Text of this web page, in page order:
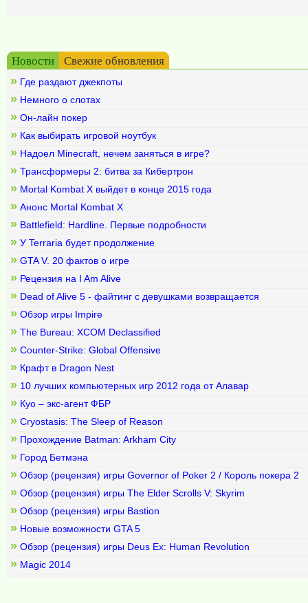
Новости
Свежие обновления
» Где раздают джекпоты
» Немного о слотах
» Он-лайн покер
» Как выбирать игровой ноутбук
» Надоел Minecraft, нечем заняться в игре?
» Трансформеры 2: битва за Кибертрон
» Mortal Kombat X выйдет в конце 2015 года
» Анонс Mortal Kombat X
» Battlefield: Hardline. Первые подробности
» У Terraria будет продолжение
» GTA V. 20 фактов о игре
» Рецензия на I Am Alive
» Dead of Alive 5 - файтинг с девушками возвращается
» Обзор игры Impire
» The Bureau: XCOM Declassified
» Counter-Strike: Global Offensive
» Крафт в Dragon Nest
» 10 лучших компьютерных игр 2012 года от Алавар
» Куо – экс-агент ФБР
» Cryostasis: The Sleep of Reason
» Прохождение Batman: Arkham City
» Город Бетмэна
» Обзор (рецензия) игры Governor of Poker 2 / Король покера 2
» Обзор (рецензия) игры The Elder Scrolls V: Skyrim
» Обзор (рецензия) игры Bastion
» Новые возможности GTA 5
» Обзор (рецензия) игры Deus Ex: Human Revolution
» Magic 2014